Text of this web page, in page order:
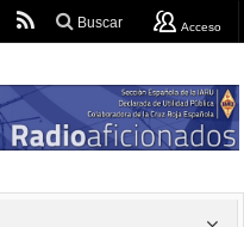
Buscar Acceso